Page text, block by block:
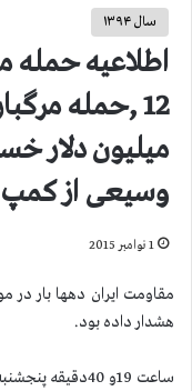
سال ۱۳۹۴
اطلاعیه حمله
میلیون دلار
وسیعی از كمپ
1 نوامبر 2015
مقاومت ایران دهها بار
هشدار داده بود.